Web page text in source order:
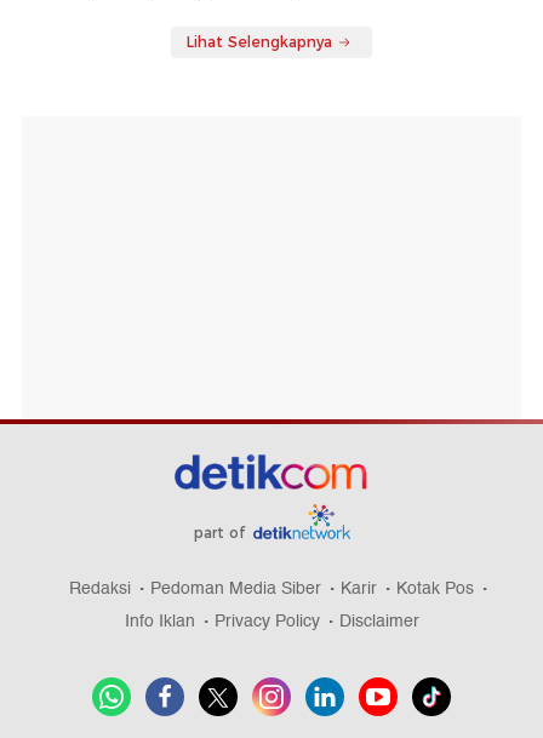
Lihat Selengkapnya
part of
Redaksi Pedoman Media Siber Karir
Kotak Pos
Info Iklan
Privacy Policy Disclaimer